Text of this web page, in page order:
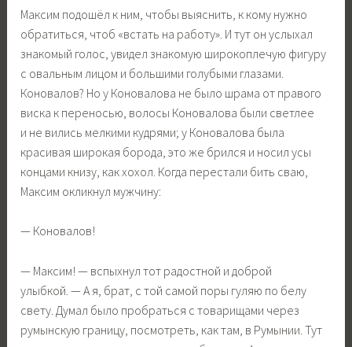
Максим подошёл к ним, чтобы выяснить, к кому нужно
обратиться, чтоб «встать на работу». И тут он услыхал
знакомый голос, увидел знакомую широкоплечую фигуру
с овальным лицом и большими голубыми глазами.
Коновалов? Но у Коновалова не было шрама от правого
виска к переносью, волосы Коновалова были светлее
и не вились мелкими кудрями; у Коновалова была
красивая широкая борода, это же брился и носил усы
концами книзу, как хохол. Когда перестали бить сваю,
Максим окликнул мужчину:
— Коновалов!
— Максим! — вспыхнул тот радостной и доброй
улыбкой. — А я, брат, с той самой поры гуляю по белу
свету. Думал было пробраться с товарищами через
румынскую границу, посмотреть, как там, в Румынии. Тут